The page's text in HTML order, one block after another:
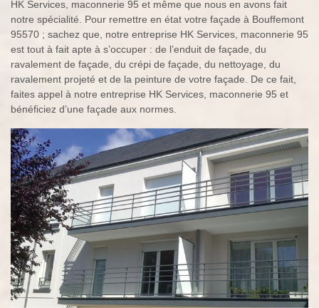
HK Services, maconnerie 95 et même que nous en avons fait
notre spécialité. Pour remettre en état votre façade à Bouffemont
95570 ; sachez que, notre entreprise HK Services, maconnerie 95
est tout à fait apte à s’occuper : de l’enduit de façade, du
ravalement de façade, du crépi de façade, du nettoyage, du
ravalement projeté et de la peinture de votre façade. De ce fait,
faites appel à notre entreprise HK Services, maconnerie 95 et
bénéficiez d’une façade aux normes.